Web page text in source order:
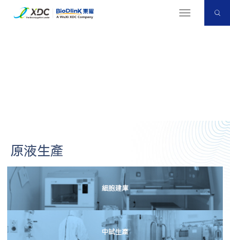
切
原液生產
細胞建庫
中試生產